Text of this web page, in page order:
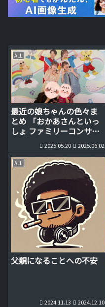
ALL
最近の娘ちゃんの色々ま
とめ 「おかあさんといっ
しょ ファミリーコンサー
ト」は実は親向け？
2025.05.20 2025.06.02
ALL
父親になることへの不安
2024.11.13 2024.12.10